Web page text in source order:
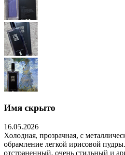
Имя скрыто
16.05.2026
Холодная, прозрачная, с
обрамление легкой ирисовой
отстраненный, очень стильный и